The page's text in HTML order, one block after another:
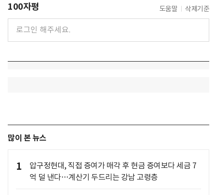
100자평 도움말 삭제기준
많이 본 뉴스
1
압구정현대, 직접 증여가 매각 후 현금 증여보다 세금 7
억 덜 낸다…계산기 두드리는 강남 고령층